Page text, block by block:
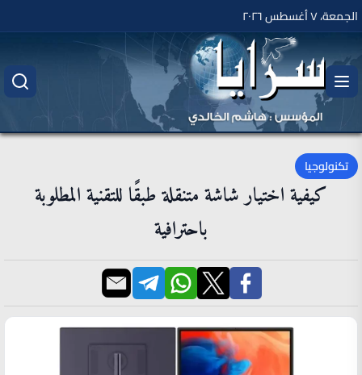
الجمعة، ٧ أغسطس ٢٠٢٦
تكنولوجيا
كيفية اختيار شاشة متنقلة طبقًا للتقنية المطلوبة
باحترافية